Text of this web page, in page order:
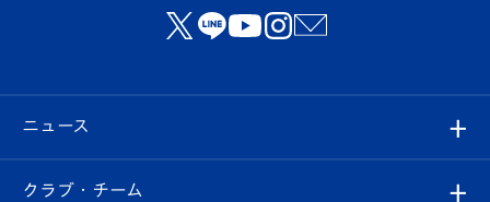
ニュース
すべて
クラブ・チーム